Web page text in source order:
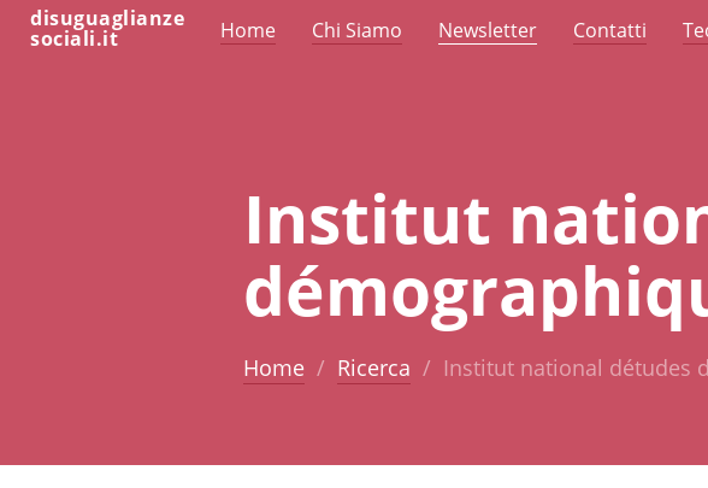
disuguaglianze
sociali.it Home Chi Siamo Newsletter Contatti
Institut
Home Ricerca Institut national détudes